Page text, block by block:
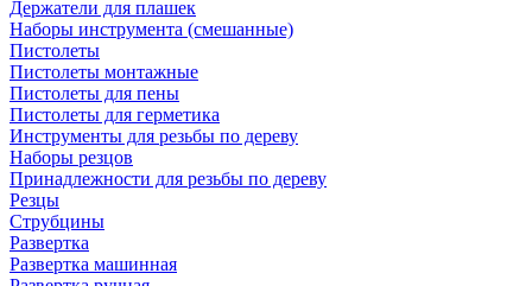
Держатели для плашек
Наборы инструмента (смешанные)
Пистолеты
Пистолеты монтажные
Пистолеты для пены
Пистолеты для герметика
Инструменты для резьбы по дереву
Наборы резцов
Принадлежности для резьбы по дереву
Резцы
Струбцины
Развертка
Развертка машинная